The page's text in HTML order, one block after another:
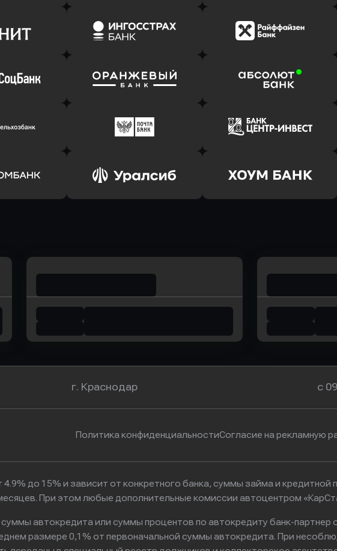
заявку
Оправить заявку
в АТБ Банк
Оправить заявку
в Драйв Клик Банк
заявку
Банк
Оправить заявку
в Ингосстрах Банк
Оправить заявку
в Райффайзен Банк
заявку
Оправить заявку
в Банк Оранжевый
Оправить заявку
в Абсолют Банк
заявку
Оправить заявку
в Почта Банк
Оправить заявку
в Центр-Инвест
г. Краснодар с
Политика конфиденциальностиСогласие на рекламную
до 15% и зависит от конкретного банка, суммы займа и
При этом любые дополнительные комиссии автоцентром
автокредита или суммы процентов по автокредиту банк-партнер
размере 0,1% от первоначальной суммы автокредита. При